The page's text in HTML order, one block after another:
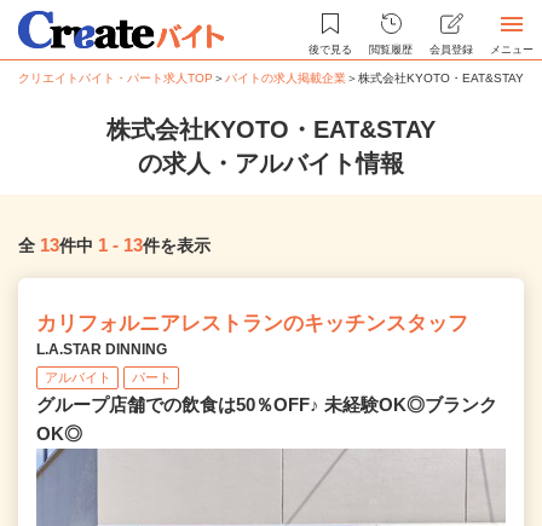
後で見る 閲覧履歴 会員登録 メニュー
クリエイトバイト・パート求人TOP ＞ バイトの求人掲載企業＞株式会社KYOTO・EAT&STAYの
株式会社KYOTO・EAT&STAY
の求人・アルバイト情報
全 13件中 1 - 13件を表示
カリフォルニアレストランのキッチンスタッフ
L.A.STAR DINNING
アルバイト パート
グループ店舗での飲食は50％OFF♪ 未経験OK◎ブランク
OK◎